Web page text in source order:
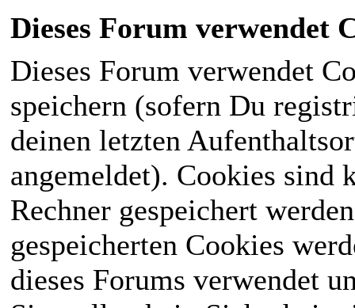
Dieses Forum verwendet
Dieses Forum verwendet
speichern (sofern Du
deinen letzten
angemeldet). Cookies sind
Rechner gespeichert
gespeicherten Cookies
dieses Forums verwendet